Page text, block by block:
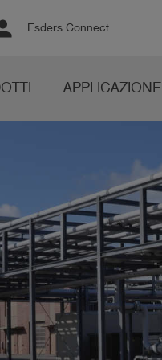
Esders Connect
APPLICAZIONE